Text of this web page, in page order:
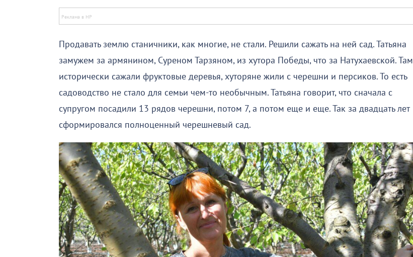
Продавать землю станичники, как многие, не стали. Решили сажать на ней сад. Татьяна
замужем за армянином, Суреном Тарзяном, из хутора Победы, что за Натухаевской. Там
исторически сажали фруктовые деревья, хуторяне жили с черешни и персиков. То есть
садоводство не стало для семьи чем-то необычным. Татьяна говорит, что сначала с
супругом посадили 13 рядов черешни, потом 7, а потом еще и еще. Так за двадцать лет
сформировался полноценный черешневый сад.